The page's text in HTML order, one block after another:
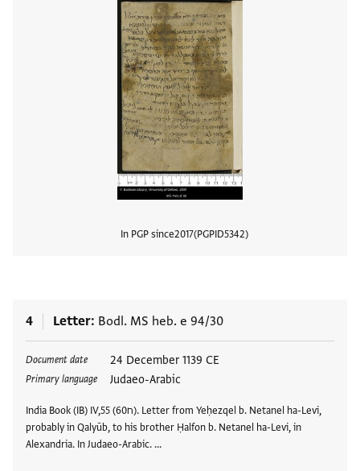
In PGP since2017 PGPID5342
4 Letter Bodl. MS heb. e 94/30
Document date 24 December 1139 CE
Primary language Judaeo-Arabic
India Book (IB) IV,55 (ח60). Letter from Yeḥezqel b. Netanel ha-Levi,
probably in Qalyūb, to his brother Ḥalfon b. Netanel ha-Levi, in
Alexandria. In Judaeo-Arabic. …
Tags